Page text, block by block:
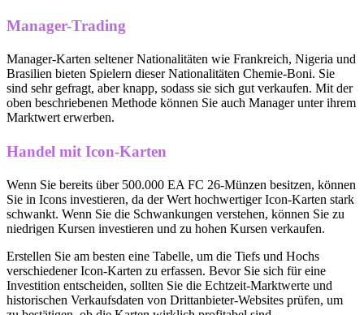
Manager-Trading
Manager-Karten seltener Nationalitäten wie Frankreich, Nigeria und
Brasilien bieten Spielern dieser Nationalitäten Chemie-Boni. Sie
sind sehr gefragt, aber knapp, sodass sie sich gut verkaufen. Mit der
oben beschriebenen Methode können Sie auch Manager unter ihrem
Marktwert erwerben.
Handel mit Icon-Karten
Wenn Sie bereits über 500.000 EA FC 26-Münzen besitzen, können
Sie in Icons investieren, da der Wert hochwertiger Icon-Karten stark
schwankt. Wenn Sie die Schwankungen verstehen, können Sie zu
niedrigen Kursen investieren und zu hohen Kursen verkaufen.
Erstellen Sie am besten eine Tabelle, um die Tiefs und Hochs
verschiedener Icon-Karten zu erfassen. Bevor Sie sich für eine
Investition entscheiden, sollten Sie die Echtzeit-Marktwerte und
historischen Verkaufsdaten von Drittanbieter-Websites prüfen, um